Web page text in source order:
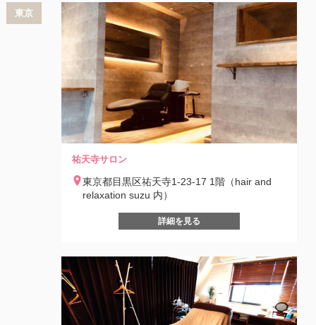
東京
祐天寺サロン
東京都目黒区祐天寺1-23-17 1階（hair and
relaxation suzu 内）
詳細を見る